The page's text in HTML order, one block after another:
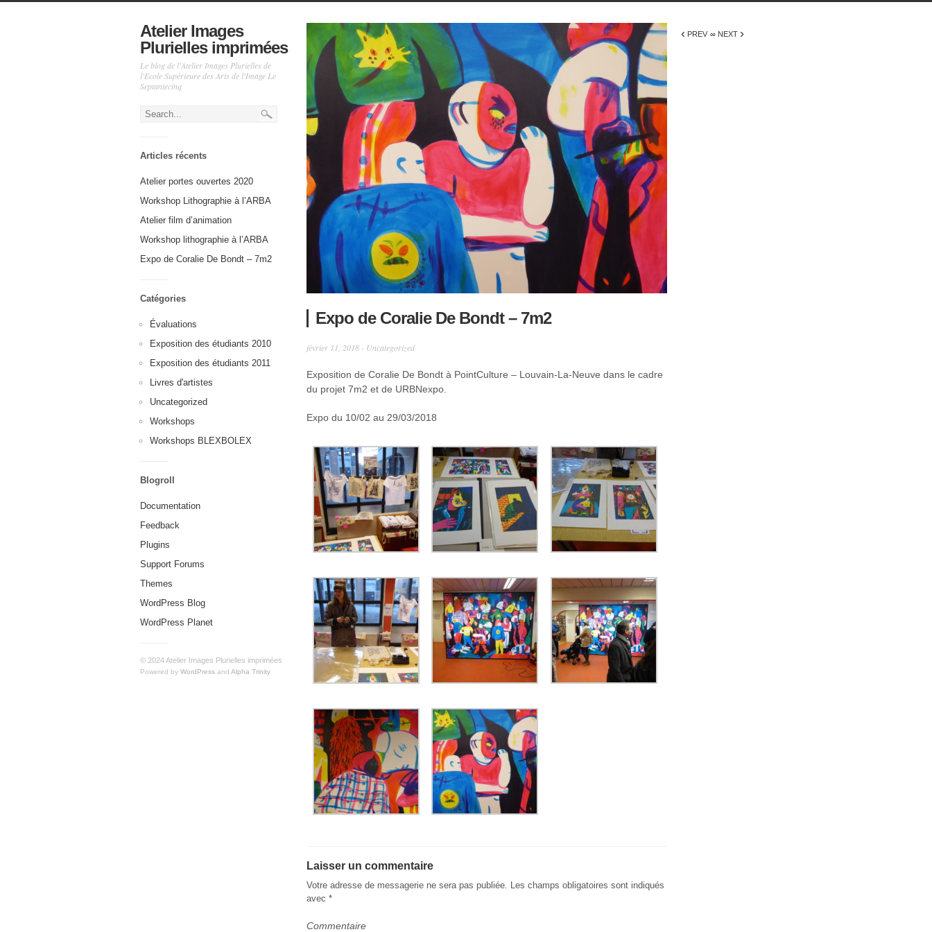
Atelier Images
Plurielles imprimées
Le blog de l'Atelier Images Plurielles de
l'Ecole Supérieure des Arts de l'Image Le
Septantecinq
Articles récents
Atelier portes ouvertes 2020
Workshop Lithographie à l’ARBA
Atelier film d’animation
Workshop lithographie à l’ARBA
Expo de Coralie De Bondt – 7m2
Catégories
Évaluations
Exposition des étudiants 2010
Exposition des étudiants 2011
Livres d'artistes
Uncategorized
Workshops
Workshops BLEXBOLEX
Blogroll
Documentation
Feedback
Plugins
Support Forums
Themes
WordPress Blog
WordPress Planet
© 2024 Atelier Images Plurielles imprimées
Powered by WordPress and Alpha Trinity
Expo de Coralie De Bondt – 7m2
février 11, 2018 - Uncategorized
Exposition de Coralie De Bondt à PointCulture – Louvain-La-Neuve dans le cadre
du projet 7m2 et de URBNexpo.
Expo du 10/02 au 29/03/2018
Laisser un commentaire
Votre adresse de messagerie ne sera pas publiée. Les champs obligatoires sont indiqués
avec *
Commentaire
‹ PREV ∞ NEXT ›